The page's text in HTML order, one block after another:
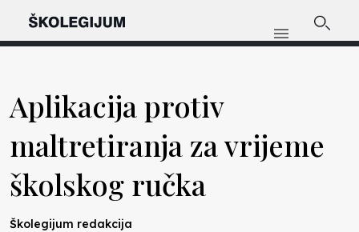
Aplikacija protiv
maltretiranja za vrijeme
školskog ručka
Školegijum redakcija